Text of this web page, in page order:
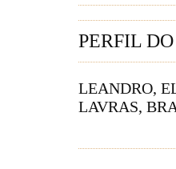
PERFIL
LEANDRO,
LAVRAS,